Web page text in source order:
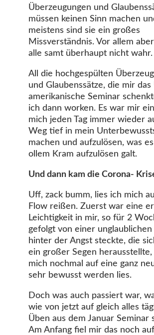
Überzeugungen und
müssen keinen Sinn machen
meistens sind sie ein großes
Missverständnis. Vor allem
alle samt überhaupt nicht wahr.
All die hochgespülten
und Glaubenssätze, die mir das
amerikanische Seminar
ich dann worken. Es war mir
mich jeden Tag immer wieder
Weg tief in mein
machen und aufzulösen, was
ollem Kram aufzulösen galt.
Und dann kam die Corona-
Uff, zack bumm, lies ich mich
Flow reißen. Zuerst war eine
Leichtigkeit in mir, so für 2
gefolgt von einer
hinter der Angst steckte, die
ein großer Segen herausstellte,
mich nochmal auf eine ganz
sehr bewusst werden lies.
Doch was auch passiert war,
wie von jetzt auf gleich alles
Üben aus dem Januar Seminar
Am Anfang fiel mir das noch